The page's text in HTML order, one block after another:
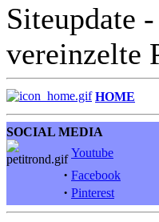
Siteupdate
vereinzelte
HOME
SOCIAL MEDIA
Youtube
· Facebook
· Pinterest